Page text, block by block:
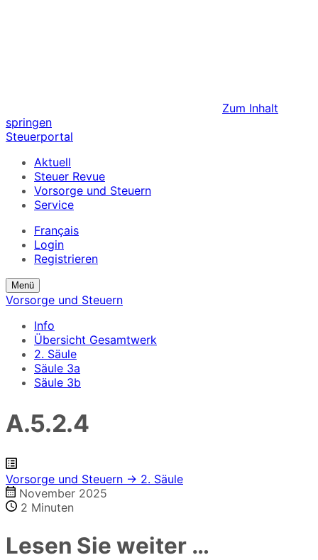
Zum Inhalt
springen
Steuerportal
Aktuell
Steuer Revue
Vorsorge und Steuern
Service
Français
Login
Registrieren
Suchformular
ein/ausblenden
Suchformular
anzeigen
Menü
Vorsorge und Steuern
Info
Übersicht Gesamtwerk
2. Säule
Säule 3a
Säule 3b
A.5.2.4
Vorsorge und Steuern → 2. Säule
November 2025
2 Minuten
Lesen Sie weiter …